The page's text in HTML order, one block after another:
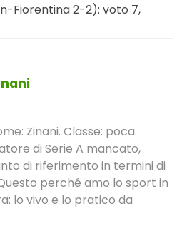
Fiorentina 2-2): voto 7,
Zinani. Classe: poca.
di Serie A mancato,
di riferimento in termini di
perché amo lo sport in
lo vivo e lo pratico da